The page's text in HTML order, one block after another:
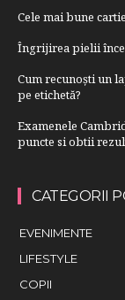
Cele mai bune
Îngrijirea pielii
Cum recunoști un
pe etichetă?
Examenele
puncte si obtii
CATEGORII
EVENIMENTE
LIFESTYLE
COPII